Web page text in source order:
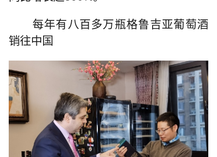
每年有八百多万瓶格鲁吉亚葡萄酒
销往中国